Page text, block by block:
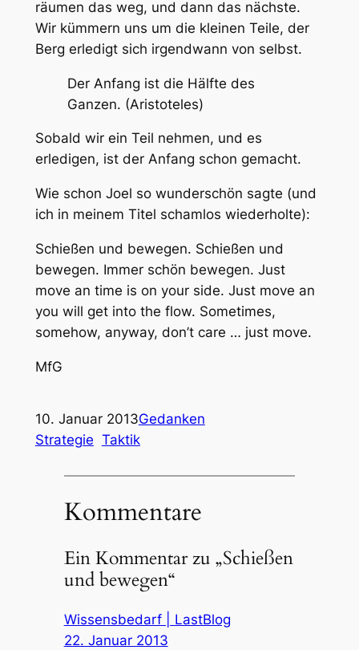
räumen das weg, und dann das nächste.
Wir kümmern uns um die kleinen Teile, der
Berg erledigt sich irgendwann von selbst.
Der Anfang ist die Hälfte des
Ganzen. (Aristoteles)
Sobald wir ein Teil nehmen, und es
erledigen, ist der Anfang schon gemacht.
Wie schon Joel so wunderschön sagte (und
ich in meinem Titel schamlos wiederholte):
Schießen und bewegen. Schießen und
bewegen. Immer schön bewegen. Just
move an time is on your side. Just move an
you will get into the flow. Sometimes,
somehow, anyway, don’t care … just move.
MfG
10. Januar 2013Gedanken
Strategie Taktik
Kommentare
Ein Kommentar zu „Schießen
und bewegen“
Wissensbedarf | LastBlog
22. Januar 2013